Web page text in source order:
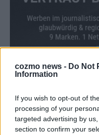
cozmo news - Do Not
Information
If you wish to opt-out of
processing of your
targeted advertising by
section to confirm your